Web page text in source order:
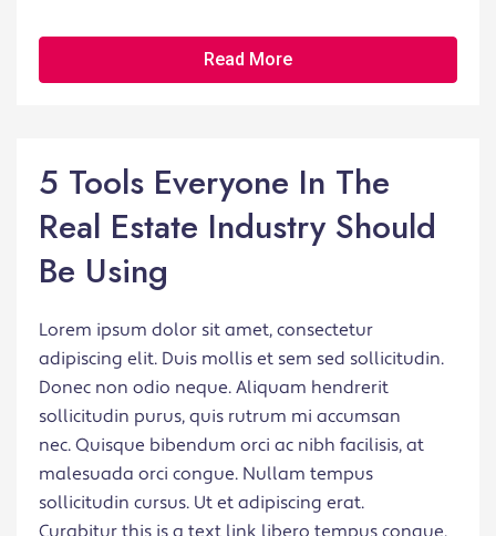
Read More
5 Tools Everyone In The
Real Estate Industry Should
Be Using
Lorem ipsum dolor sit amet, consectetur
adipiscing elit. Duis mollis et sem sed sollicitudin.
Donec non odio neque. Aliquam hendrerit
sollicitudin purus, quis rutrum mi accumsan
nec. Quisque bibendum orci ac nibh facilisis, at
malesuada orci congue. Nullam tempus
sollicitudin cursus. Ut et adipiscing erat.